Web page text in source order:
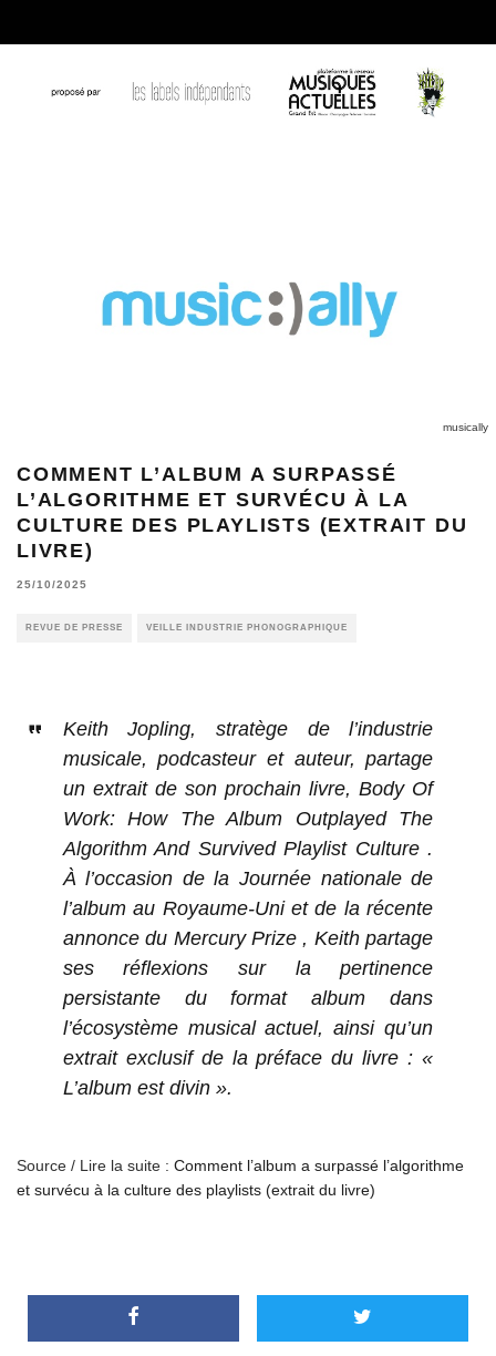
musically
COMMENT L’ALBUM A SURPASSÉ
L’ALGORITHME ET SURVÉCU À LA
CULTURE DES PLAYLISTS (EXTRAIT DU
LIVRE)
25/10/2025
REVUE DE PRESSE VEILLE INDUSTRIE PHONOGRAPHIQUE
Keith Jopling, stratège de l’industrie
musicale, podcasteur et auteur, partage
un extrait de son prochain livre, Body Of
Work: How The Album Outplayed The
Algorithm And Survived Playlist Culture .
À l’occasion de la Journée nationale de
l’album au Royaume-Uni et de la récente
annonce du Mercury Prize , Keith partage
ses réflexions sur la pertinence
persistante du format album dans
l’écosystème musical actuel, ainsi qu’un
extrait exclusif de la préface du livre : «
L’album est divin ».
Source / Lire la suite : Comment l’album a surpassé l’algorithme
et survécu à la culture des playlists (extrait du livre)